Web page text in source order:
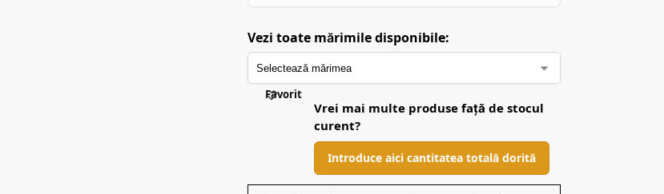
Vezi toate mărimile disponibile:
Favorit
Vrei mai multe produse față de stocul
curent?
Introduce aici cantitatea totală dorită